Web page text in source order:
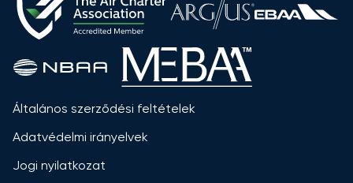
Általános szerződési feltételek
Adatvédelmi irányelvek
Jogi nyilatkozat